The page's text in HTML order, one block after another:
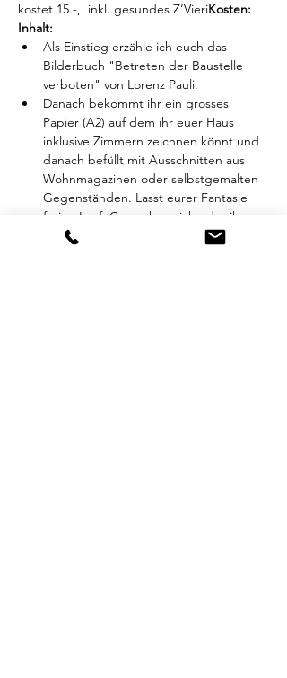
kostet 15.-,  inkl. gesundes Z’VieriKosten:
Inhalt:
Als Einstieg erzähle ich euch das
Bilderbuch "Betreten der Baustelle
verboten" von Lorenz Pauli.
Danach bekommt ihr ein grosses
Papier (A2) auf dem ihr euer Haus
inklusive Zimmern zeichnen könnt und
danach befüllt mit Ausschnitten aus
Wohnmagazinen oder selbstgemalten
Gegenständen. Lasst eurer Fantasie
freien Lauf. Gerne kann ich oder ihr
selbst eure Zimmer auch beschriften.